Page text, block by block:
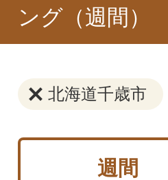
ング（週間）
北海道千歳市
週間